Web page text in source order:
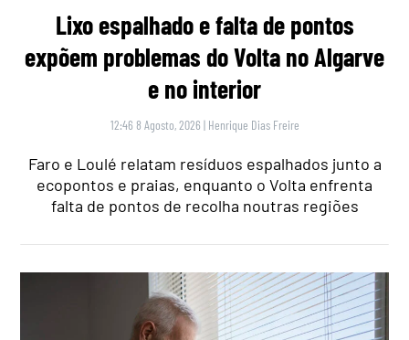
Lixo espalhado e falta de pontos
expõem problemas do Volta no Algarve
e no interior
12:46 8 Agosto, 2026 | Henrique Dias Freire
Faro e Loulé relatam resíduos espalhados junto a
ecopontos e praias, enquanto o Volta enfrenta
falta de pontos de recolha noutras regiões